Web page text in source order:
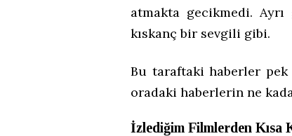
atmakta gecikmedi.
kıskanç bir sevgili gibi.
Bu taraftaki haberler pek
oradaki haberlerin ne
İzlediğim Filmlerden Kısa